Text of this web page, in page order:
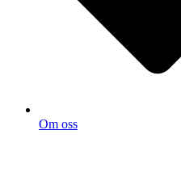
Om oss